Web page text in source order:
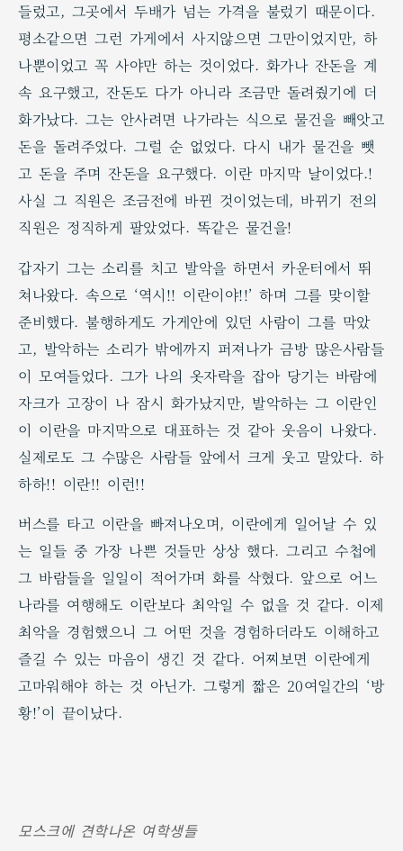
들렀고, 그곳에서 두배가 넘는 가격을 불렀기 때문이다.
평소같으면 그런 가게에서 사지않으면 그만이었지만, 하
나뿐이었고 꼭 사야만 하는 것이었다. 화가나 잔돈을 계
속 요구했고, 잔돈도 다가 아니라 조금만 돌려줬기에 더
화가났다. 그는 안사려면 나가라는 식으로 물건을 빼앗고
돈을 돌려주었다. 그럴 순 없었다. 다시 내가 물건을 뺏
고 돈을 주며 잔돈을 요구했다. 이란 마지막 날이었다.!
사실 그 직원은 조금전에 바뀐 것이었는데, 바뀌기 전의
직원은 정직하게 팔았었다. 똑같은 물건을!
갑자기 그는 소리를 치고 발악을 하면서 카운터에서 뛰
쳐나왔다. 속으로 ‘역시!! 이란이야!!’ 하며 그를 맞이할
준비했다. 불행하게도 가게안에 있던 사람이 그를 막았
고, 발악하는 소리가 밖에까지 퍼져나가 금방 많은사람들
이 모여들었다. 그가 나의 옷자락을 잡아 당기는 바람에
자크가 고장이 나 잠시 화가났지만, 발악하는 그 이란인
이 이란을 마지막으로 대표하는 것 같아 웃음이 나왔다.
실제로도 그 수많은 사람들 앞에서 크게 웃고 말았다. 하
하하!! 이란!! 이런!!
버스를 타고 이란을 빠져나오며, 이란에게 일어날 수 있
는 일들 중 가장 나쁜 것들만 상상 했다. 그리고 수첩에
그 바람들을 일일이 적어가며 화를 삭혔다. 앞으로 어느
나라를 여행해도 이란보다 최악일 수 없을 것 같다. 이제
최악을 경험했으니 그 어떤 것을 경험하더라도 이해하고
즐길 수 있는 마음이 생긴 것 같다. 어찌보면 이란에게
고마워해야 하는 것 아닌가. 그렇게 짧은 20여일간의 ‘방
황!’이 끝이났다.
모스크에 견학나온 여학생들